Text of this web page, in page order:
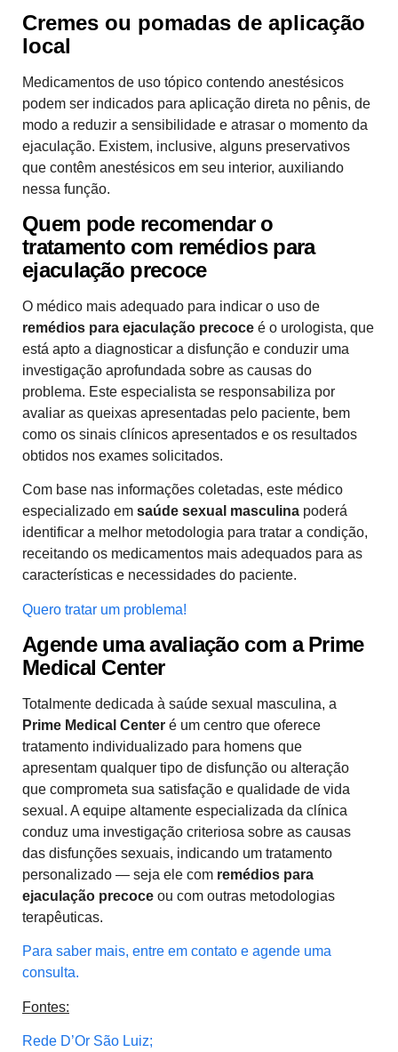
Cremes ou pomadas de aplicação
local
Medicamentos de uso tópico contendo anestésicos
podem ser indicados para aplicação direta no pênis, de
modo a reduzir a sensibilidade e atrasar o momento da
ejaculação. Existem, inclusive, alguns preservativos
que contêm anestésicos em seu interior, auxiliando
nessa função.
Quem pode recomendar o
tratamento com remédios para
ejaculação precoce
O médico mais adequado para indicar o uso de
remédios para ejaculação precoce é o urologista, que
está apto a diagnosticar a disfunção e conduzir uma
investigação aprofundada sobre as causas do
problema. Este especialista se responsabiliza por
avaliar as queixas apresentadas pelo paciente, bem
como os sinais clínicos apresentados e os resultados
obtidos nos exames solicitados.
Com base nas informações coletadas, este médico
especializado em saúde sexual masculina poderá
identificar a melhor metodologia para tratar a condição,
receitando os medicamentos mais adequados para as
características e necessidades do paciente.
Quero tratar um problema!
Agende uma avaliação com a Prime
Medical Center
Totalmente dedicada à saúde sexual masculina, a
Prime Medical Center é um centro que oferece
tratamento individualizado para homens que
apresentam qualquer tipo de disfunção ou alteração
que comprometa sua satisfação e qualidade de vida
sexual. A equipe altamente especializada da clínica
conduz uma investigação criteriosa sobre as causas
das disfunções sexuais, indicando um tratamento
personalizado — seja ele com remédios para
ejaculação precoce ou com outras metodologias
terapêuticas.
Para saber mais, entre em contato e agende uma
consulta.
Fontes:
Rede D’Or São Luiz;